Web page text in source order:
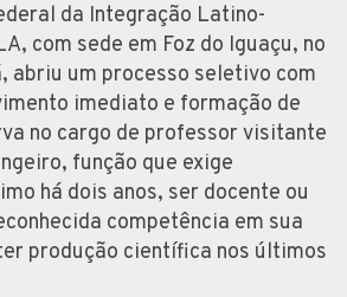
da Integração Latino-
com sede em Foz do Iguaçu, no
abriu um processo seletivo com
imediato e formação de
no cargo de professor visitante
função que exige
há dois anos, ser docente ou
competência em sua
produção científica nos últimos